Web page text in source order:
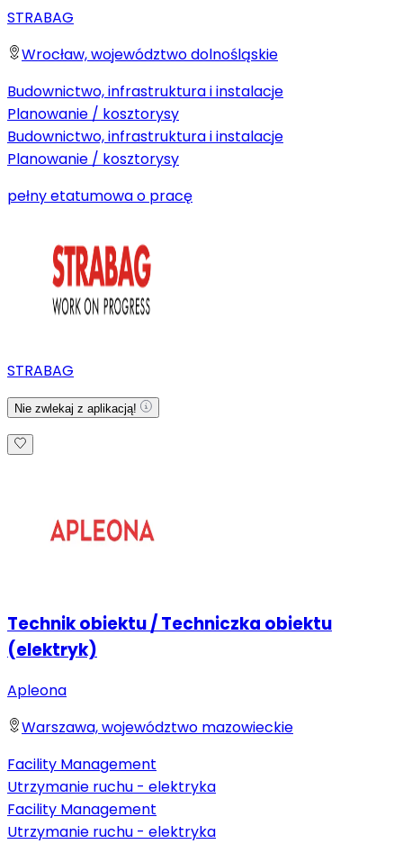
STRABAG
Wrocław, województwo dolnośląskie
Budownictwo, infrastruktura i instalacje
Planowanie / kosztorysy
Budownictwo, infrastruktura i instalacje
Planowanie / kosztorysy
pełny etatumowa o pracę
STRABAG
Nie zwlekaj z aplikacją!
Technik obiektu / Techniczka obiektu
(elektryk)
Apleona
Warszawa, województwo mazowieckie
Facility Management
Utrzymanie ruchu - elektryka
Facility Management
Utrzymanie ruchu - elektryka